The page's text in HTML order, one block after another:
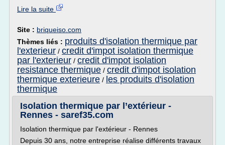
Lire la suite
Site : briqueiso.com
Thèmes liés : produits d'isolation thermique par
l'exterieur / credit d'impot isolation thermique
par l'exterieur / credit d'impot isolation
resistance thermique / credit d'impot isolation
thermique exterieure / les produits d'isolation
thermique
Isolation thermique par l’extérieur -
Rennes - saref35.com
Isolation thermique par l'extérieur - Rennes
Depuis 30 ans, notre entreprise réalise différents travaux